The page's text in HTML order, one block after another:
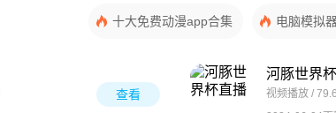
十大免费动漫app合集 电脑模拟
查看
河豚世界
视频播放 /